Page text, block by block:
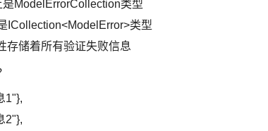
ModelErrorCollection类型
ICollection<ModelError>类型
存储着所有验证失败信息
1"},
2"},